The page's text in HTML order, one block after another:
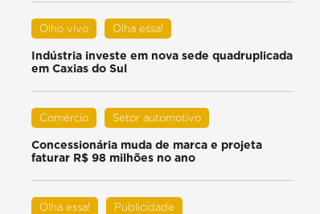
Olho vivo Olha essa!
Indústria investe em nova sede quadruplicada
em Caxias do Sul
Comércio Setor automotivo
Concessionária muda de marca e projeta
faturar R$ 98 milhões no ano
Olha essa! Publicidade